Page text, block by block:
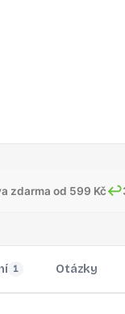
zdarma od 599 Kč↩
1 Otázky